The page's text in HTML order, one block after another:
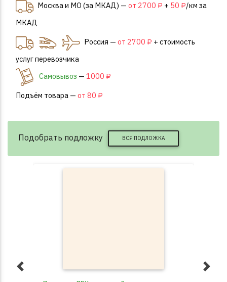
Москва и МО (за МКАД) — от 2700 ₽ + 50 ₽/км за
МКАД
Россия — от 2700 ₽ + стоимость
услуг перевозчика
Самовывоз — 1000 ₽
Подъём товара — от 80 ₽
Подобрать подложку ВСЯ ПОДЛОЖКА